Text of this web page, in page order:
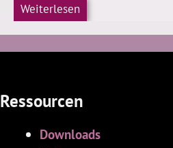
Weiterlesen
Ressourcen
Downloads